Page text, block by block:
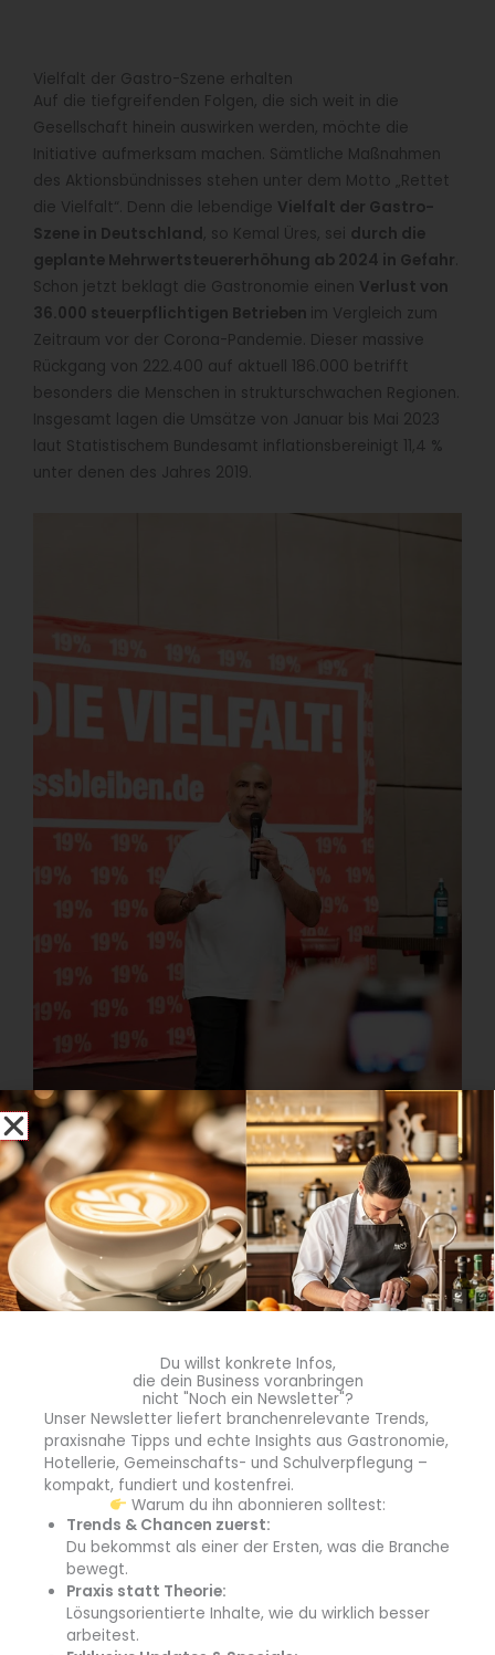
Vielfalt der Gastro-Szene erhalten
Auf die tiefgreifenden Folgen, die sich weit in die
Gesellschaft hinein auswirken werden, möchte die
Initiative aufmerksam machen. Sämtliche Maßnahmen
des Aktionsbündnisses stehen unter dem Motto „Rettet
die Vielfalt“. Denn die lebendige Vielfalt der Gastro-
Szene in Deutschland, so Kemal Üres, sei durch die
geplante Mehrwertsteuererhöhung ab 2024 in Gefahr
Schon jetzt beklagt die Gastronomie einen Verlust von
36.000 steuerpflichtigen Betrieben im Vergleich zum
Zeitraum vor der Corona-Pandemie. Dieser massive
Rückgang von 222.400 auf aktuell 186.000 betrifft
besonders die Menschen in strukturschwachen Regionen.
Insgesamt lagen die Umsätze von Januar bis Mai 2023
laut Statistischem Bundesamt inflationsbereinigt 11,4 %
unter denen des Jahres 2019.
Kemal Üres kämpft für die Vielfalt der Gastro-Szene in
Deutschland. (Quelle: Vereint für die Gastro e. V./Daniel
Rettig)
„Wer den eigenen Familienbetrieb trotz Pandemie,
Fachkräftemangel, steigender Kosten und sinkender
Gästezahlen durch eine galoppierende Inflation am
mit einer Mehrwertsteuerhöhung bestraft werden? Das
macht für mich und viele andere, die für die Vielfalt in
unserer Branche stehen, absolut keinen Sinn! Restaurants
und Kneipen sind das Wohnzimmer Deutschlands, das
muss weiterhin gefördert werden und der ganzen
Gesellschaft offenstehen“, fordert Kemal Üres. Nicht
umsonst habe Olaf Scholz im letzten
Bundestagswahlkampf versprochen, dass der reduzierte
Mehrwertsteuersatz von 7 % für die Gastronomie
dauerhaft erhalten bleiben solle.
Damit die Botschaft „Rettet die Vielfalt“ eine noch
Du willst konkrete Infos,
die dein Business voranbringen
nicht "Noch ein Newsletter"?
Unser Newsletter liefert branchenrelevante Trends,
praxisnahe Tipps und echte Insights aus Gastronomie,
Hotellerie, Gemeinschafts- und Schulverpflegung –
kompakt, fundiert und kostenfrei.
Warum du ihn abonnieren solltest:
Trends & Chancen zuerst:
Du bekommst als einer der Ersten, was die Branche
bewegt.
Praxis statt Theorie:
Lösungsorientierte Inhalte, wie du wirklich besser
arbeitest.